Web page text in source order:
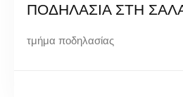
ΠΟΔΗΛΑΣΙΑ ΣΤΗ
τμήμα ποδηλασίας